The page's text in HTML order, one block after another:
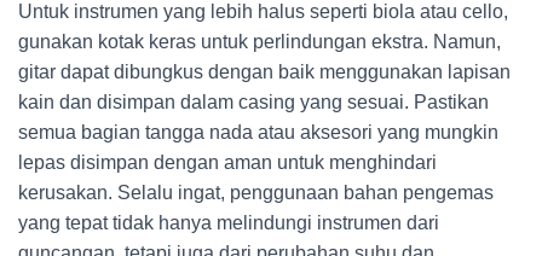
Untuk instrumen yang lebih halus seperti biola atau cello,
gunakan kotak keras untuk perlindungan ekstra. Namun,
gitar dapat dibungkus dengan baik menggunakan lapisan
kain dan disimpan dalam casing yang sesuai. Pastikan
semua bagian tangga nada atau aksesori yang mungkin
lepas disimpan dengan aman untuk menghindari
kerusakan. Selalu ingat, penggunaan bahan pengemas
yang tepat tidak hanya melindungi instrumen dari